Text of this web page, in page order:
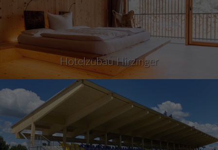
Hotelzubau Hirzinger